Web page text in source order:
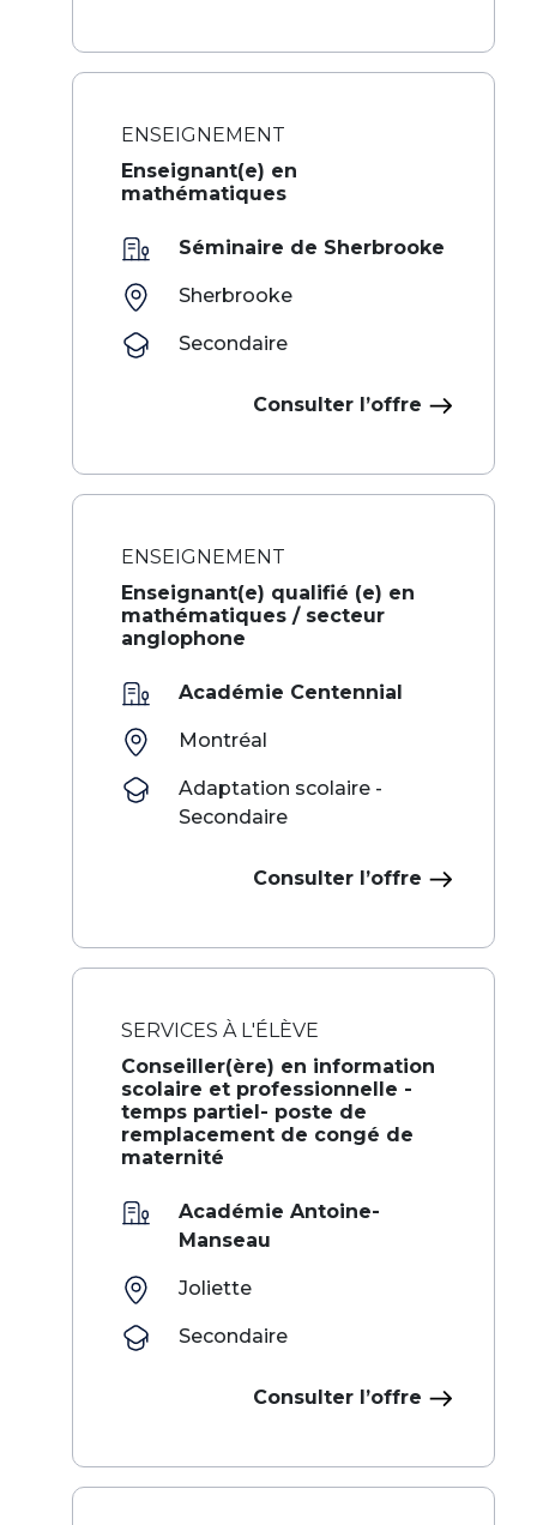
ENSEIGNEMENT
Enseignant(e) en
mathématiques
Séminaire de Sherbrooke
Sherbrooke
Secondaire
Consulter l’offre
ENSEIGNEMENT
Enseignant(e) qualifié (e) en
mathématiques / secteur
anglophone
Académie Centennial
Montréal
Adaptation scolaire -
Secondaire
Consulter l’offre
SERVICES À L'ÉLÈVE
Conseiller(ère) en information
scolaire et professionnelle -
temps partiel- poste de
remplacement de congé de
maternité
Académie Antoine-
Manseau
Joliette
Secondaire
Consulter l’offre